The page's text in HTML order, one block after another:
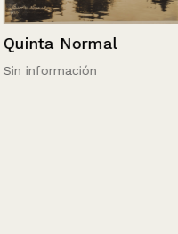
Quinta Normal
Sin información